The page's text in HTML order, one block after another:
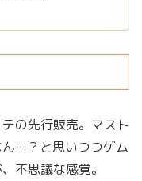
の先行販売。マスト
…？と思いつつゲム
不思議な感覚。